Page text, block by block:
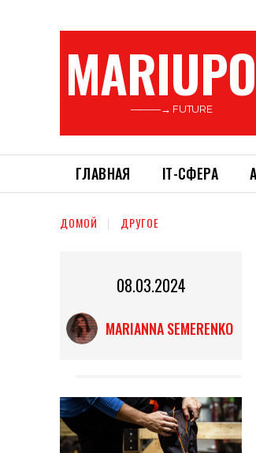
———→ FUTURE
ГЛАВНАЯ ІТ-СФЕРА
ДОМОЙ ДРУГОЕ
08.03.2024
MARIANNA SEMERENKO